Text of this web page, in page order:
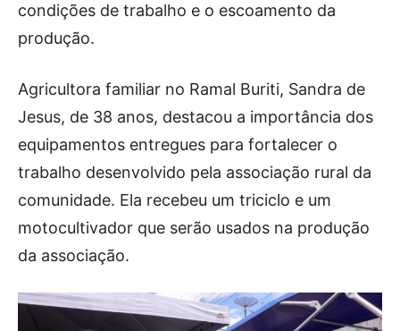
condições de trabalho e o escoamento da
produção.
Agricultora familiar no Ramal Buriti, Sandra de
Jesus, de 38 anos, destacou a importância dos
equipamentos entregues para fortalecer o
trabalho desenvolvido pela associação rural da
comunidade. Ela recebeu um triciclo e um
motocultivador que serão usados na produção
da associação.